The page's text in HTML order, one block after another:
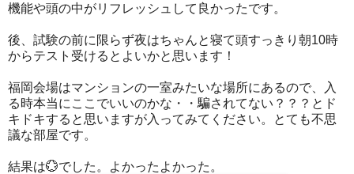
機能や頭の中がリフレッシュして良かったです。
後、試験の前に限らず夜はちゃんと寝て頭すっきり朝10時
からテスト受けるとよいかと思います！
福岡会場はマンションの一室みたいな場所にあるので、入
る時本当にここでいいのかな・・騙されてない？？？とド
キドキすると思いますが入ってみてください。とても不思
議な部屋です。
結果は💮でした。よかったよかった。